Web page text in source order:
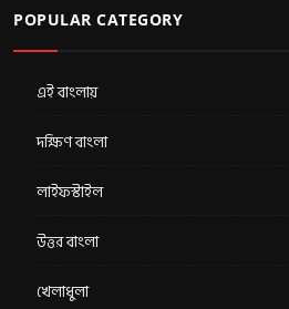
POPULAR CATEGORY
এই বাংলায়
দক্ষিণ বাংলা
লাইফস্টাইল
উত্তর বাংলা
খেলাধুলা